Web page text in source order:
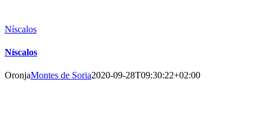
Níscalos
Níscalos
OronjaMontes de Soria2020-09-28T09:30:22+02:00